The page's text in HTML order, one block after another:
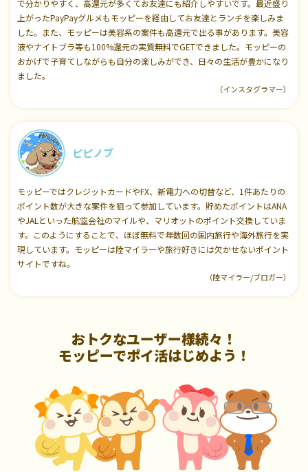
で分かりやすく、高還元が多くてお友達にも紹介しやすいです。最近盛り
上がったPayPayグルメもモッピーを経由してお友達とランチを楽しみま
した。また、モッピーは美容系の案件も高還元で出る事があります。美容
液やナイトブラ等も100%還元の実質無料でGETできました。モッピーの
おかげで子育てしながらも自分の楽しみができ、日々の生活が豊かになり
ました。
（インスタグラマー）
ピピノブ
モッピーではクレジットカードやFX、新電力への切替など、1件あたりの
ポイント数が大きな案件を狙って参加しています。貯めたポイントはANA
やJALといった航空会社のマイルや、マリオットのポイント交換していま
す。このようにすることで、ほぼ無料で年数回の国内旅行や海外旅行を実
現しています。モッピーは陸マイラーや旅行好きには欠かせないポイント
サイトですね。
（陸マイラー/ブロガー）
おトクなユーザー様続々！
モッピーでポイ活はじめよう！